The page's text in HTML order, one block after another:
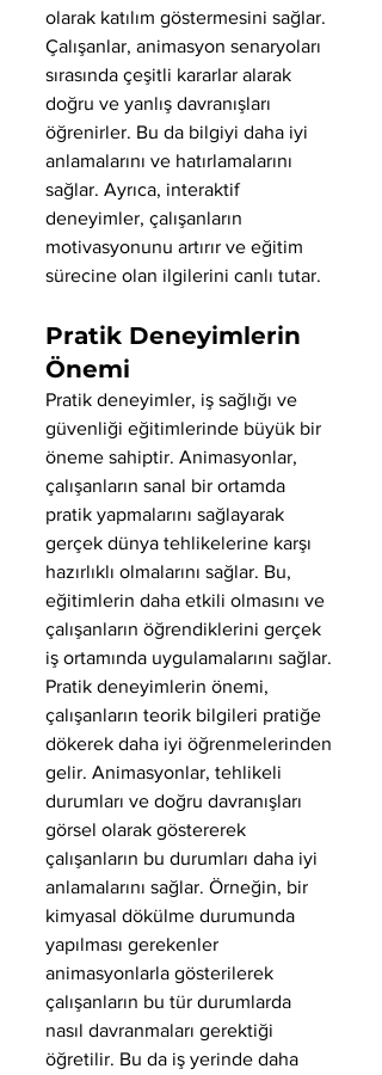
olarak katılım göstermesini sağlar.
Çalışanlar, animasyon senaryoları
sırasında çeşitli kararlar alarak
doğru ve yanlış davranışları
öğrenirler. Bu da bilgiyi daha iyi
anlamalarını ve hatırlamalarını
sağlar. Ayrıca, interaktif
deneyimler, çalışanların
motivasyonunu artırır ve eğitim
sürecine olan ilgilerini canlı tutar.
Pratik Deneyimlerin
Önemi
Pratik deneyimler, iş sağlığı ve
güvenliği eğitimlerinde büyük bir
öneme sahiptir. Animasyonlar,
çalışanların sanal bir ortamda
pratik yapmalarını sağlayarak
gerçek dünya tehlikelerine karşı
hazırlıklı olmalarını sağlar. Bu,
eğitimlerin daha etkili olmasını ve
çalışanların öğrendiklerini gerçek
iş ortamında uygulamalarını sağlar.
Pratik deneyimlerin önemi,
çalışanların teorik bilgileri pratiğe
dökerek daha iyi öğrenmelerinden
gelir. Animasyonlar, tehlikeli
durumları ve doğru davranışları
görsel olarak göstererek
çalışanların bu durumları daha iyi
anlamalarını sağlar. Örneğin, bir
kimyasal dökülme durumunda
yapılması gerekenler
animasyonlarla gösterilerek
çalışanların bu tür durumlarda
nasıl davranmaları gerektiği
öğretilir. Bu da iş yerinde daha